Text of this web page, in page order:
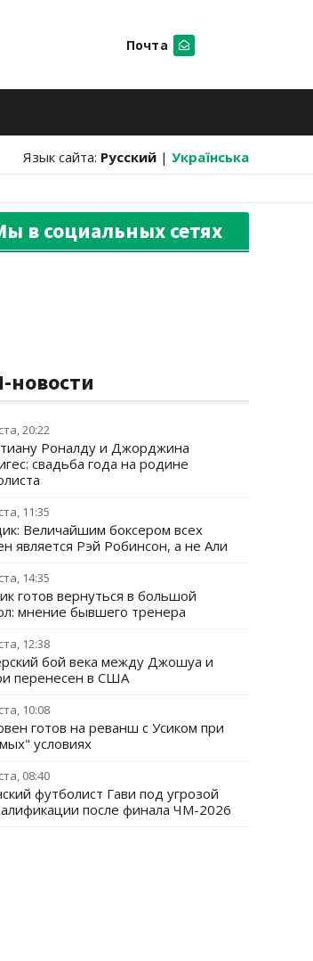
Почта
Язык сайта: Русский | Українська
в социальных сетях
новости
20:22
Роналду и Джорджина
свадьба года на родине
11:35
Величайшим боксером всех
является Рэй Робинсон, а не Али
14:35
готов вернуться в большой
мнение бывшего тренера
12:38
бой века между Джошуа и
перенесен в США
10:08
готов на реванш с Усиком при
условиях
08:40
футболист Гави под угрозой
после финала ЧМ-2026